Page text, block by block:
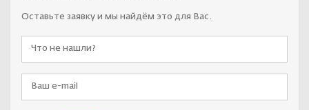
Оставьте заявку и мы найдём это для Вас.